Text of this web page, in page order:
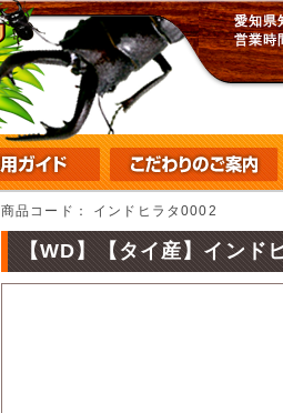
愛知
営業
商品コード： インドヒラタ0002
【WD】【タイ産】インド